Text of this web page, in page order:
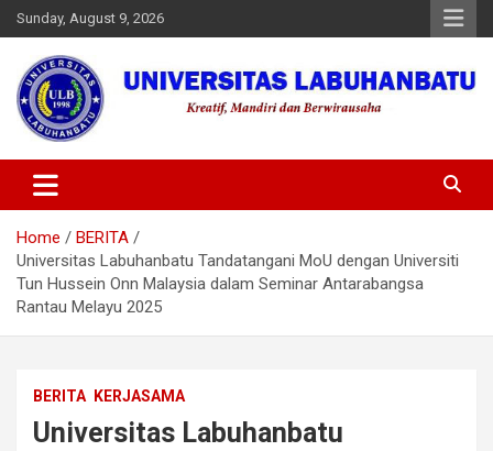
Skip
to
content
Sunday, August 9, 2026
Universitas Labuhanbatu
Home
BERITA
Universitas Labuhanbatu Tandatangani MoU dengan Universiti
Tun Hussein Onn Malaysia dalam Seminar Antarabangsa
Rantau Melayu 2025
BERITA KERJASAMA
Universitas Labuhanbatu